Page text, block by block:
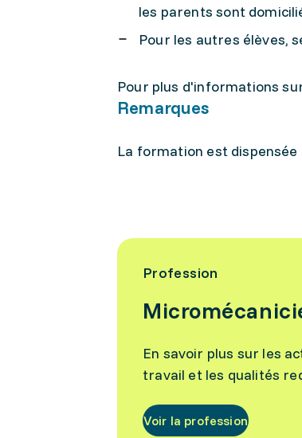
les parents sont
Pour les autres élèves,
Pour plus d'informations
Remarques
La formation est
Profession
En savoir plus sur les
travail et les qualités
Voir la profession